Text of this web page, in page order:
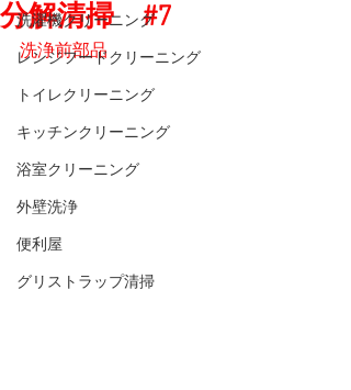
洗濯機クリーニング
レンジフードクリーニング
トイレクリーニング
キッチンクリーニング
浴室クリーニング
外壁洗浄
便利屋
グリストラップ清掃
分解清掃 #7
洗浄前部品